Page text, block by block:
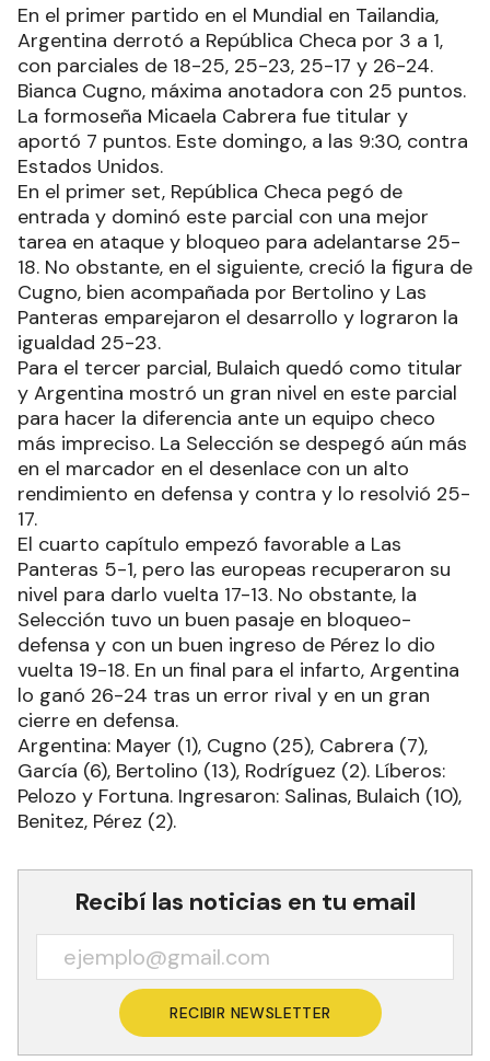
En el primer partido en el Mundial en Tailandia,
Argentina derrotó a República Checa por 3 a 1,
con parciales de 18-25, 25-23, 25-17 y 26-24.
Bianca Cugno, máxima anotadora con 25 puntos.
La formoseña Micaela Cabrera fue titular y
aportó 7 puntos. Este domingo, a las 9:30, contra
Estados Unidos.
En el primer set, República Checa pegó de
entrada y dominó este parcial con una mejor
tarea en ataque y bloqueo para adelantarse 25-
18. No obstante, en el siguiente, creció la figura de
Cugno, bien acompañada por Bertolino y Las
Panteras emparejaron el desarrollo y lograron la
igualdad 25-23.
Para el tercer parcial, Bulaich quedó como titular
y Argentina mostró un gran nivel en este parcial
para hacer la diferencia ante un equipo checo
más impreciso. La Selección se despegó aún más
en el marcador en el desenlace con un alto
rendimiento en defensa y contra y lo resolvió 25-
17.
El cuarto capítulo empezó favorable a Las
Panteras 5-1, pero las europeas recuperaron su
nivel para darlo vuelta 17-13. No obstante, la
Selección tuvo un buen pasaje en bloqueo-
defensa y con un buen ingreso de Pérez lo dio
vuelta 19-18. En un final para el infarto, Argentina
lo ganó 26-24 tras un error rival y en un gran
cierre en defensa.
Argentina: Mayer (1), Cugno (25), Cabrera (7),
García (6), Bertolino (13), Rodríguez (2). Líberos:
Pelozo y Fortuna. Ingresaron: Salinas, Bulaich (10),
Benitez, Pérez (2).
Recibí las noticias en tu email
RECIBIR NEWSLETTER